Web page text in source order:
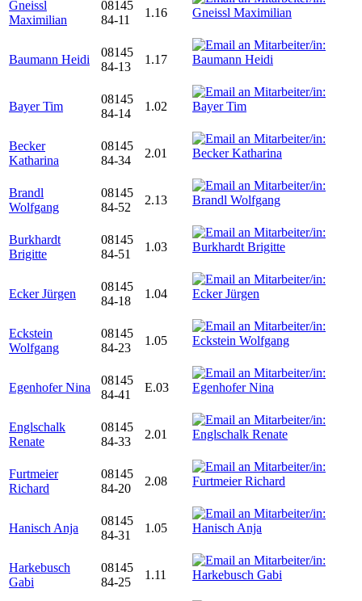
Gneissl
Maximilian
08145
84-11
1.16
Baumann Heidi
08145
84-13
1.17
Bayer Tim
08145
84-14
1.02
Becker
Katharina
08145
84-34
2.01
Brandl
Wolfgang
08145
84-52
2.13
Burkhardt
Brigitte
08145
84-51
1.03
Ecker Jürgen
08145
84-18
1.04
Eckstein
Wolfgang
08145
84-23
1.05
Egenhofer Nina
08145
84-41
E.03
Englschalk
Renate
08145
84-33
2.01
Furtmeier
Richard
08145
84-20
2.08
Hanisch Anja
08145
84-31
1.05
Harkebusch
Gabi
08145
84-25
1.11